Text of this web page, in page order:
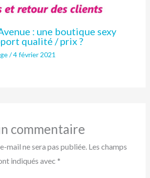
: une boutique sexy
qualité / prix ?
/4 février 2021
commentaire
mail ne sera pas publiée. Les champs
indiqués avec *